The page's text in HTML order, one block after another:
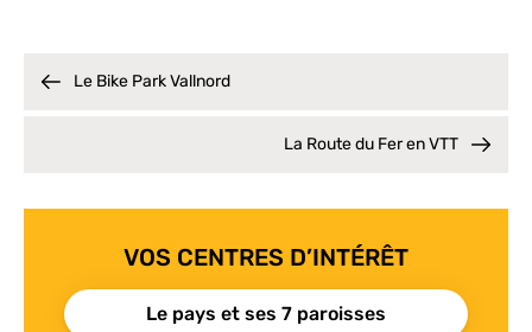
Le Bike Park Vallnord
La Route du Fer en VTT
VOS CENTRES D’INTÉRÊT
Le pays et ses 7 paroisses